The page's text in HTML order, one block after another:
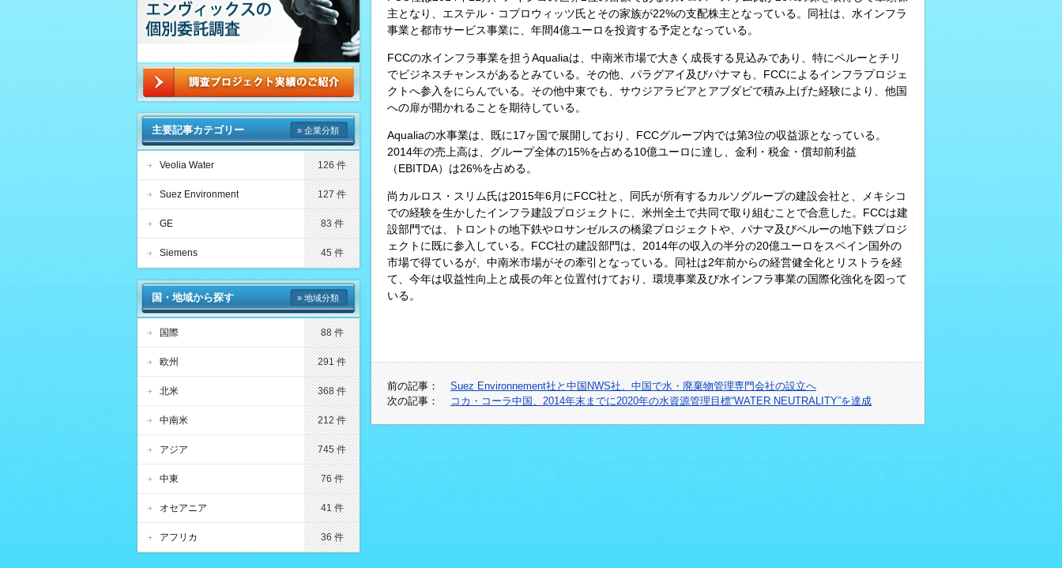
主となり、エステル・コプロウィッツ氏とその家族が22%の支配株主となっている。同社は、水インフラ
事業と都市サービス事業に、年間4億ユーロを投資する予定となっている。
FCCの水インフラ事業を担うAqualiaは、中南米市場で大きく成長する見込みであり、特にペルーとチリ
でビジネスチャンスがあるとみている。その他、パラグアイ及びパナマも、FCCによるインフラプロジェ
クトへ参入をにらんでいる。その他中東でも、サウジアラビアとアブダビで積み上げた経験により、他国
への扉が開かれることを期待している。
Aqualiaの水事業は、既に17ヶ国で展開しており、FCCグループ内では第3位の収益源となっている。
2014年の売上高は、グループ全体の15%を占める10億ユーロに達し、金利・税金・償却前利益
（EBITDA）は26%を占める。
尚カルロス・スリム氏は2015年6月にFCC社と、同氏が所有するカルソグループの建設会社と、メキシコ
での経験を生かしたインフラ建設プロジェクトに、米州全土で共同で取り組むことで合意した。FCCは建
設部門では、トロントの地下鉄やロサンゼルスの橋梁プロジェクトや、パナマ及びペルーの地下鉄プロジ
ェクトに既に参入している。FCC社の建設部門は、2014年の収入の半分の20億ユーロをスペイン国外の
市場で得ているが、中南米市場がその牽引となっている。同社は2年前からの経営健全化とリストラを経
て、今年は収益性向上と成長の年と位置付けており、環境事業及び水インフラ事業の国際化強化を図って
いる。
前の記事：
Suez Environnement社と中国NWS社、中国で水・廃棄物管理専門会社の設立へ
次の記事：
コカ・コーラ中国、2014年末までに2020年の水資源管理目標“WATER NEUTRALITY”を達成
主要記事カテゴリー » 企業分類
Veolia Water 126 件
Suez Environment 127 件
GE 83 件
Siemens 45 件
国・地域から探す » 地域分類
国際 88 件
欧州 291 件
北米 368 件
中南米 212 件
アジア 745 件
中東 76 件
オセアニア 41 件
アフリカ 36 件